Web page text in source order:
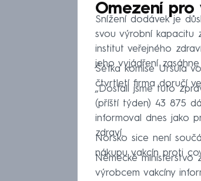
Omezení pro
Snížení dodávek je
svou výrobní kapacitu
institut veřejného
jeho vyjádření
Šéfka komise Ursula
čtvrtletí firma doručí
„Dostali jsme tuto
(příští týden) 43 875
informoval dnes jako
zdraví.
Norsko sice není
nákupu vakcín proti
Německé ministerstvo
výrobcem vakcíny